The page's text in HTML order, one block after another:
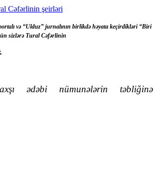
və “Ulduz” jurnalının birlikdə həyata keçirdikləri “Biri
sizlərə Tural Cəfərlinin
ədəbi nümunələrin təbliğinə